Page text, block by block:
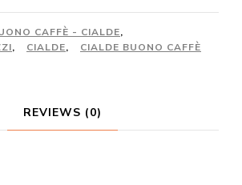
CAFFÈ - CIALDE,
, CIALDE, CIALDE BUONO CAFFÈ
REVIEWS (0)